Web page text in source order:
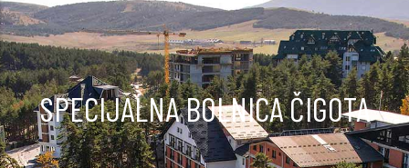
SPECIJALNA BOLNICA ČIGOTA